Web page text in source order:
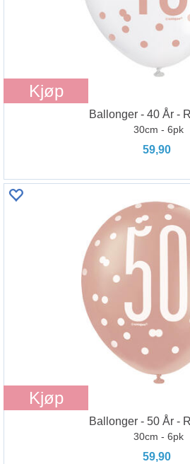
Kjøp
Ballonger - 40 År -
30cm - 6pk
59,90
Kjøp
Ballonger - 50 År -
30cm - 6pk
59,90